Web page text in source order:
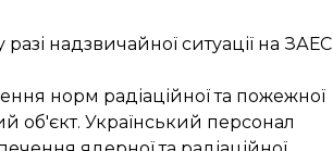
надзвичайної ситуації на ЗАЕС
норм радіаційної та пожежної
об'єкт. Український персонал